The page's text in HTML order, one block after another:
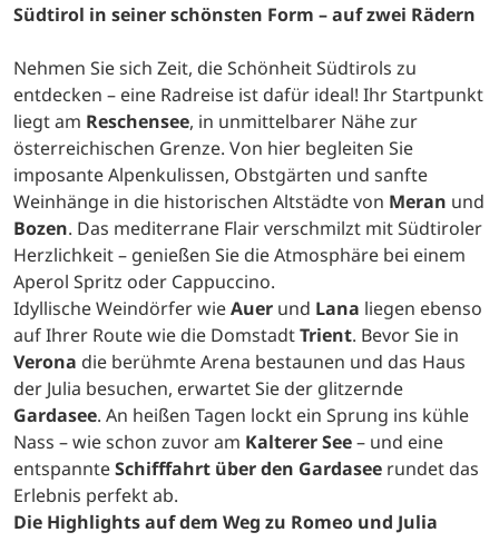
Südtirol in seiner schönsten Form – auf zwei Rädern
Nehmen Sie sich Zeit, die Schönheit Südtirols zu
entdecken – eine Radreise ist dafür ideal! Ihr Startpunkt
liegt am Reschensee, in unmittelbarer Nähe zur
österreichischen Grenze. Von hier begleiten Sie
imposante Alpenkulissen, Obstgärten und sanfte
Weinhänge in die historischen Altstädte von Meran und
Bozen. Das mediterrane Flair verschmilzt mit Südtiroler
Herzlichkeit – genießen Sie die Atmosphäre bei einem
Aperol Spritz oder Cappuccino.
Idyllische Weindörfer wieAuer und Lana liegen ebenso
auf Ihrer Route wie die DomstadtTrient. Bevor Sie in
Verona die berühmte Arena bestaunen und das Haus
der Julia besuchen, erwartet Sie der glitzernde
Gardasee. An heißen Tagen lockt ein Sprung ins kühle
Nass – wie schon zuvor am Kalterer See– und eine
entspannteSchifffahrt über den Gardasee rundet das
Erlebnis perfekt ab.
Die Highlights auf dem Weg zu Romeo und Julia